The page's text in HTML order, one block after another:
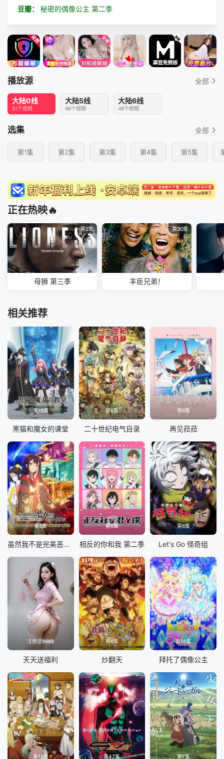
豆瓣：
秘密的偶像公主 第二季
播放源 全部
大陆0线
51个视频
大陆5线
46个视频
大陆6线
48个视频
选集 全部
第1集 第2集 第3集 第4集 第5集
正在热映🔥
第2集
母狮 第三季
第30集
丰臣兄弟！
相关推荐
第18集
黑猫和魔女的课堂
第6集
二十世纪电气目录
第6集
再见菈菈
第5集
虽然我不是完美恶女～雏宫蝶鼠替换传
第6集
相反的你和我 第二季
第6集
Let's Go 怪奇组
注册送8888
天天送福利
第6集
炒翻天
第18集
拜托了偶像公主
第12集 第47集 第7集